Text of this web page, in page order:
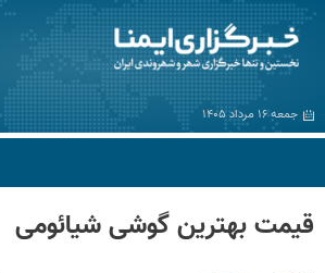
جمعه ۱۶ مرداد ۱۴۰۵
قیمت بهترین گوشی شیائومی